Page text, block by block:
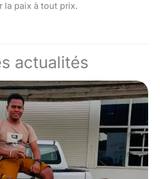
la paix à tout prix.
actualités